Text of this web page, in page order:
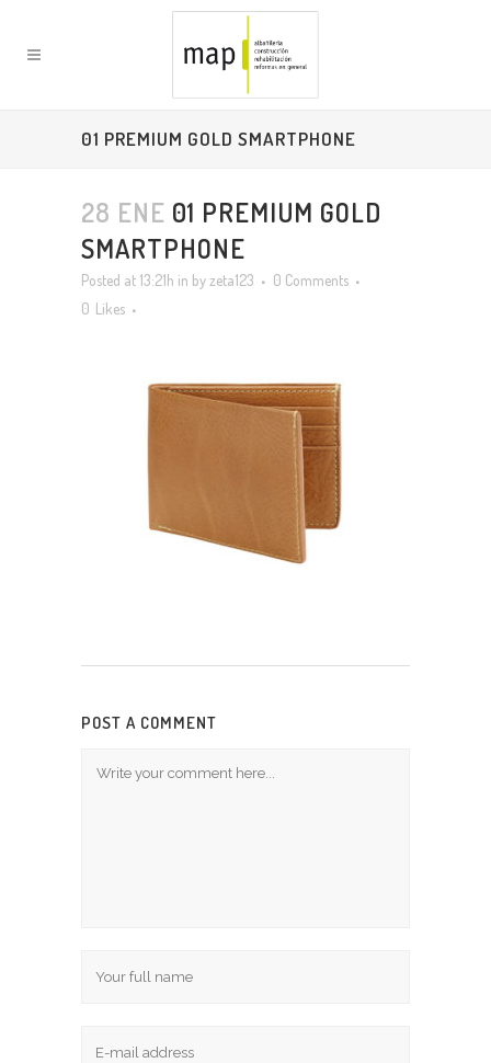
01 PREMIUM GOLD SMARTPHONE
28 ENE 01 PREMIUM GOLD
SMARTPHONE
Posted at 13:21h in byzeta123
0 Comments
0 Likes
POST A COMMENT